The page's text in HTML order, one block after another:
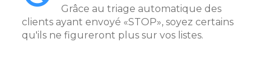
Grâce au triage automatique des
clients ayant envoyé «STOP», soyez certains
qu'ils ne figureront plus sur vos listes.